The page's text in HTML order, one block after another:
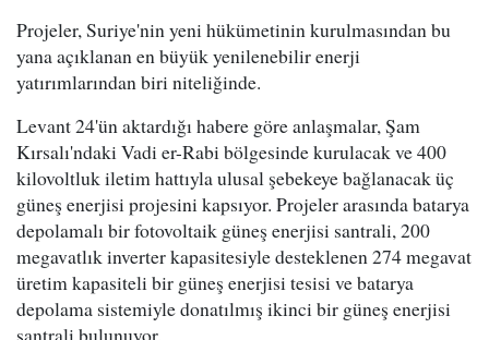
Projeler, Suriye'nin yeni hükümetinin kurulmasından bu
yana açıklanan en büyük yenilenebilir enerji
yatırımlarından biri niteliğinde.
Levant 24'ün aktardığı habere göre anlaşmalar, Şam
Kırsalı'ndaki Vadi er-Rabi bölgesinde kurulacak ve 400
kilovoltluk iletim hattıyla ulusal şebekeye bağlanacak üç
güneş enerjisi projesini kapsıyor. Projeler arasında batarya
depolamalı bir fotovoltaik güneş enerjisi santrali, 200
megavatlık inverter kapasitesiyle desteklenen 274 megavat
üretim kapasiteli bir güneş enerjisi tesisi ve batarya
depolama sistemiyle donatılmış ikinci bir güneş enerjisi
santrali bulunuyor.